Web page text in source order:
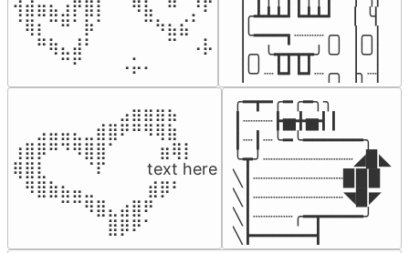
⢺⣾⣶⣦⣰⡟⣿⡇⠀⠀⠻⣧⠀⠛⠀⡘⠏
⠈⢿⡆⠉⠛⠁⡷⠁⠀⠀⠀⠉⠳⣦⣮⠁⠀
⠀⠀⠛⢷⣄⣼⠃⠀⠀⠀⠀⠀⠀⠉⠀⠠⡧
⠀⠀⠀⠀⠉⠋⠀⠀⠀⠠⡥⠄⠀⠀⠀⠀⠀
▕╭┻┻┻┛┗┻┻┛  ▕  ╰▏
▕╰━━━┓┈┈┈╭╮▕╭╮▏
▕╭╮╰┳┳┳┳╯╰╯▕╰╯▏
▕╰╯┈┗┛┗┛┈╭╮▕╮┈▏
⠀⠀⠀⠀⠀⠀⠀⠀⠀⣠⣶⣶⣶⣦⠀⠀
⠀⠀⣠⣤⣤⣄⣀⣾⣿⠟⠛⠻⢿⣷⠀
⢰⣿⡿⠛⠙⠻⣿⣿⠁⠀⠀ ⠀⣶⢿⡇
⢿⣿⣇⠀⠀⠀⠈⠏⠀⠀⠀ text here
⠀⠻⣿⣷⣦⣤⣀⠀⠀⠀ ⠀⣾⡿⠃⠀
⠀⠀⠀⠀⠉⠉⠻⣿⣄⣴⣿⠟⠀⠀⠀
⠀⠀⠀⠀⠀⠀⠀⠀⣿⡿⠟⠁⠀⠀⠀
╭━┳━╭━╭━╮╮
┃┈┈┈┣▅╋▅┫┃
┃┈┃┈╰━╰━━━━━━╮
╰┳╯┈┈┈┈┈┈┈┈┈◢▉◣
╲┃┈┈┈┈┈┈┈┈┈▉▉▉
╲┃┈┈┈┈┈┈┈┈┈◥▉◤
╲┃┈┈┈┈╭━┳━━━━╯
╲┣━━━━━━┫﻿